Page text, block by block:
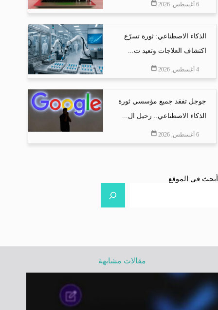
6 أغسطس, 2026
الذكاء الاصطناعي: ثورة تسرّع
اكتشاف العلاجات وتعيد ت...
4 أغسطس, 2026
جوجل تفقد جميع مؤسسي ثورة
الذكاء الاصطناعي.. رحيل ال...
6 أغسطس, 2026
أبحث في الموقع
مقالات مشابهة